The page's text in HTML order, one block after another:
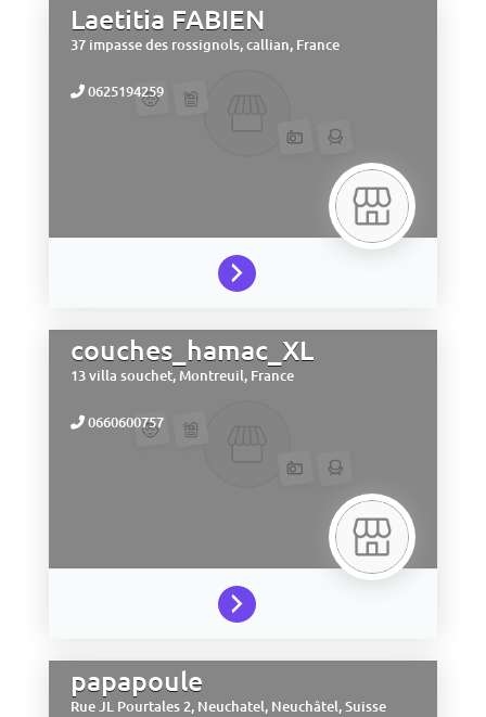
Laetitia FABIEN
37 impasse des rossignols,callian,France
0625194259
couches_hamac_XL
13 villa souchet,Montreuil,France
0660600757
papapoule
Rue JL Pourtales 2,Neuchatel,Neuchâtel,Suisse